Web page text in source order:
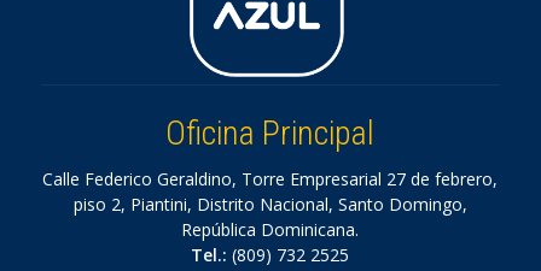
Oficina Principal
Calle Federico Geraldino, Torre Empresarial 27 de febrero,
piso 2, Piantini, Distrito Nacional, Santo Domingo,
República Dominicana.
Tel.: (809) 732 2525